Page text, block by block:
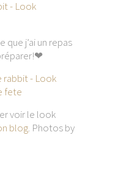
que j’ai un repas
voir le look
blog. Photos by